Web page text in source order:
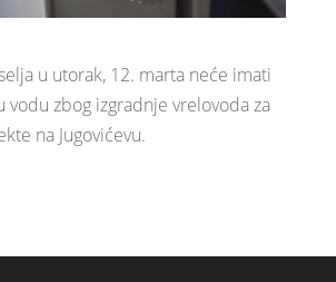
u utorak, 12. marta neće imati
vodu zbog izgradnje vrelovoda za
na Jugovićevu.